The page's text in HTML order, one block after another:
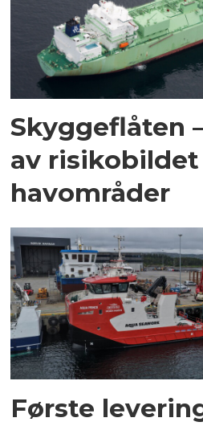
Skyggeflåten
av
havområder
Første